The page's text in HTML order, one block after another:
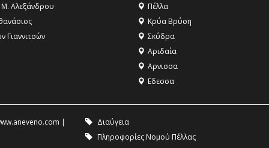
Αλεξάνδρου
Γιαννιτσών
Πέλλα
Κρύα Βρύση
Σκύδρα
Αριδαία
Aρνισσα
Eδεσσα
|
Διαύγεια
Πληροφορίες Νομού Πέλλας